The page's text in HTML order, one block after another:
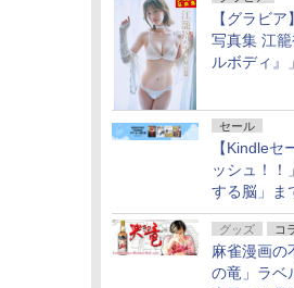
【グラビ
写真集 江
ルボディ』
セール
【Kindleセ
ッシュ！！
する脳」ま
ルの電子書
フ！「
ル」第2弾
グッズ コ
麻雀漫画の
の竜」ラベ